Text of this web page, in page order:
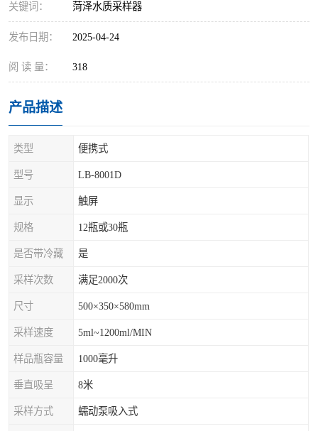
关键词： 菏泽水质采样器
发布日期： 2025-04-24
阅 读 量： 318
产品描述
类型 便携式
型号 LB-8001D
显示 触屏
规格 12瓶或30瓶
是否带冷藏 是
采样次数 满足2000次
尺寸 500×350×580mm
采样速度 5ml~1200ml/MIN
样品瓶容量 1000毫升
垂直吸呈 8米
采样方式 蠕动泵吸入式